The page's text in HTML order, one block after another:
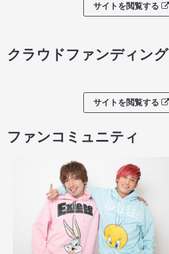
サイトを閲覧する
クラウドファンディング
サイトを閲覧する
ファンコミュニティ